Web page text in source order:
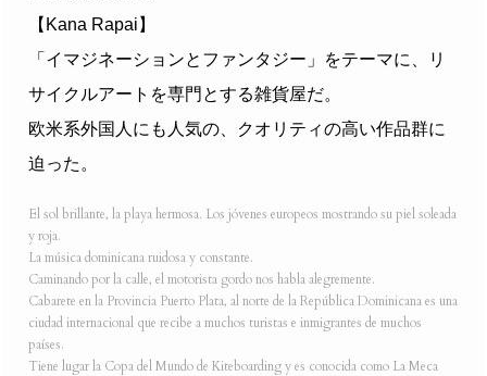
【Kana Rapai】
「イマジネーションとファンタジー」をテーマに、リ
サイクルアートを専門とする雑貨屋だ。
欧米系外国人にも人気の、クオリティの高い作品群に
迫った。
El sol brillante, la playa hermosa. Los jóvenes europeos mostrando su piel soleada
y roja.
La música dominicana ruidosa y constante.
Caminando por la calle, el motorista gordo nos habla alegremente.
Cabarete en la Provincia Puerto Plata, al norte de la República Dominicana es una
ciudad internacional que recibe a muchos turistas e inmigrantes de muchos
países.
Tiene lugar la Copa del Mundo de Kiteboarding y es conocida como La Meca